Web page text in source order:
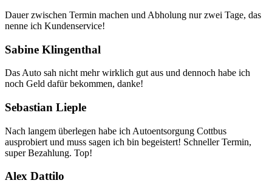
Dauer zwischen Termin machen und Abholung nur zwei Tage, das
nenne ich Kundenservice!
Sabine Klingenthal
Das Auto sah nicht mehr wirklich gut aus und dennoch habe ich
noch Geld dafür bekommen, danke!
Sebastian Lieple
Nach langem überlegen habe ich Autoentsorgung Cottbus
ausprobiert und muss sagen ich bin begeistert! Schneller Termin,
super Bezahlung. Top!
Alex Dattilo